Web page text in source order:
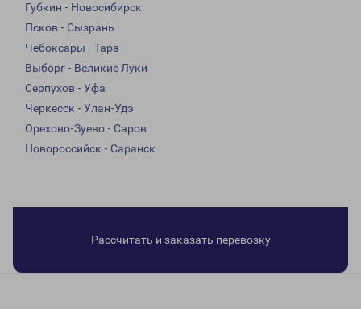
Губкин - Новосибирск
Псков - Сызрань
Чебоксары - Тара
Выборг - Великие Луки
Серпухов - Уфа
Черкесск - Улан-Удэ
Орехово-Зуево - Саров
Новороссийск - Саранск
Рассчитать и заказать перевозку